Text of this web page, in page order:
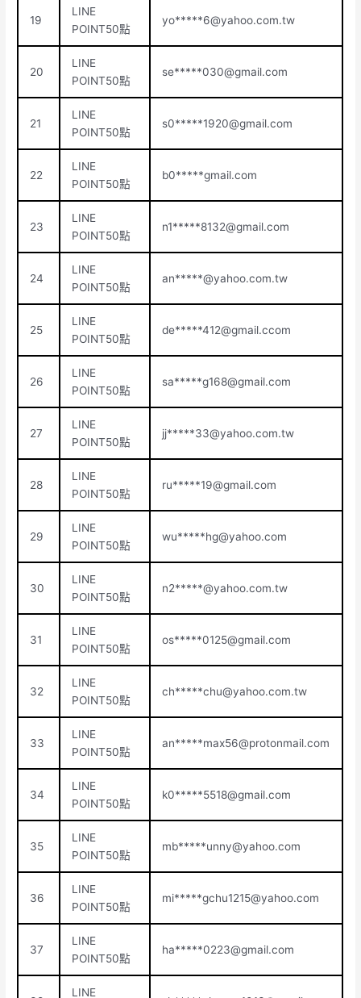
19
LINE
POINT50點
yo*****6@yahoo.com.tw
20
LINE
POINT50點
se*****030@gmail.com
21
LINE
POINT50點
s0*****1920@gmail.com
22
LINE
POINT50點
b0*****gmail.com
23
LINE
POINT50點
n1*****8132@gmail.com
24
LINE
POINT50點
an*****@yahoo.com.tw
25
LINE
POINT50點
de*****412@gmail.ccom
26
LINE
POINT50點
sa*****g168@gmail.com
27
LINE
POINT50點
jj*****33@yahoo.com.tw
28
LINE
POINT50點
ru*****19@gmail.com
29
LINE
POINT50點
wu*****hg@yahoo.com
30
LINE
POINT50點
n2*****@yahoo.com.tw
31
LINE
POINT50點
os*****0125@gmail.com
32
LINE
POINT50點
ch*****chu@yahoo.com.tw
33
LINE
POINT50點
an*****max56@protonmail.com
34
LINE
POINT50點
k0*****5518@gmail.com
35
LINE
POINT50點
mb*****unny@yahoo.com
36
LINE
POINT50點
mi*****gchu1215@yahoo.com
37
LINE
POINT50點
ha*****0223@gmail.com
LINE